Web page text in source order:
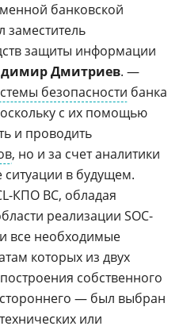
банковской
заместитель
защиты информации
Дмитриев. —
безопасности банка
с их помощью
и проводить
, но и за счет аналитики
в будущем.
КПО ВС, обладая
реализации SOC-
все необходимые
которых из двух
собственного
— был выбран
или